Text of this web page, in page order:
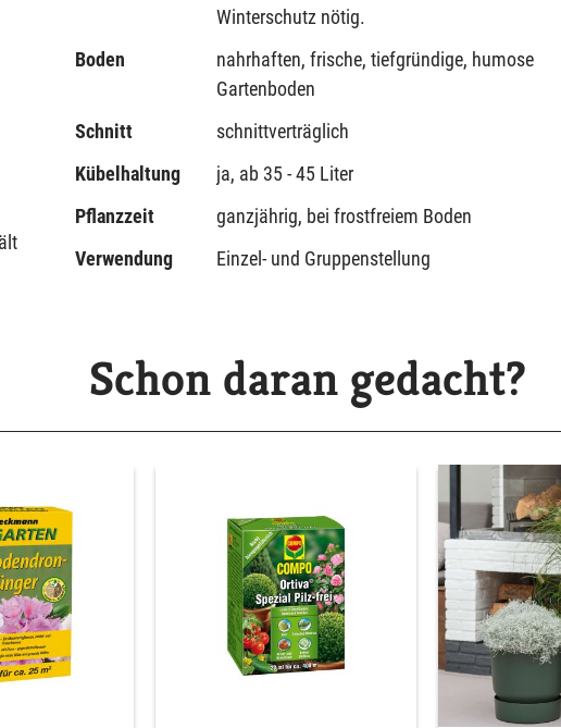
Winterschutz nötig.
Boden
nahrhaften, frische, tiefgründige, humose
Gartenboden
Schnitt
schnittverträglich
Kübelhaltung
ja, ab 35 - 45 Liter
Pflanzzeit
ganzjährig, bei frostfreiem Boden
Verwendung
Einzel- und Gruppenstellung
Schon daran gedacht?